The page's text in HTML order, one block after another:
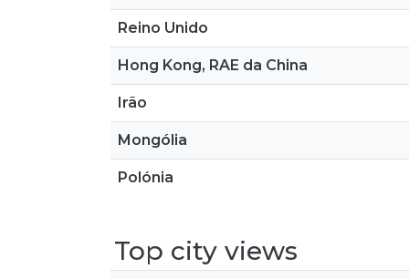
Reino Unido
Hong Kong, RAE da China
Irão
Mongólia
Polónia
Top city views